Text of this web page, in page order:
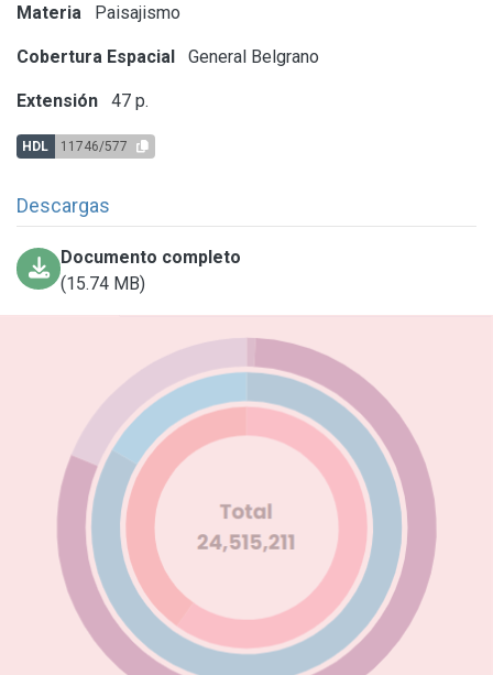
Materia Paisajismo
Cobertura Espacial General Belgrano
Extensión 47 p.
HDL 11746/577
Descargas
Documento completo
(15.74 MB)